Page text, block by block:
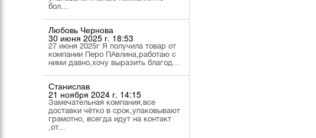
бол...
Любовь Чернова
30 июня 2025 г. 18:53
27 июня 2025г Я получила товар от
компании Перо ПАвлина,работаю с
ними давно,хочу выразить благод...
Станислав
21 ноября 2024 г. 14:15
Замечательная компания,все
доставки чётко в срок,упаковывают
грамотно, всегда идут на контакт
,от...